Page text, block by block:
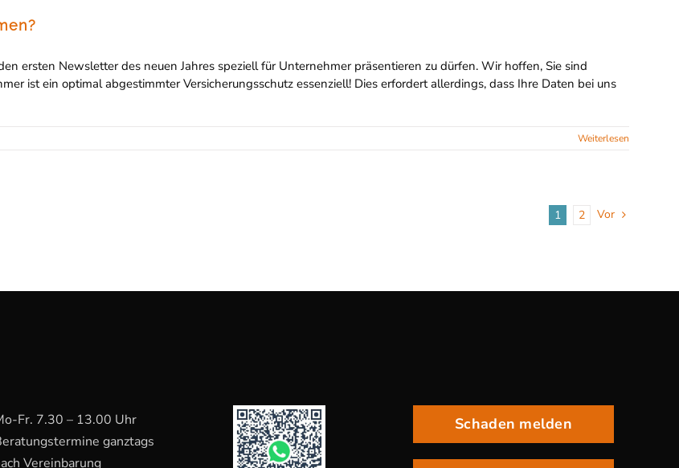
ersten Newsletter des neuen Jahres speziell für Unternehmer präsentieren zu dürfen. Wir hoffen, Sie sind
ist ein optimal abgestimmter Versicherungsschutz essenziell! Dies erfordert allerdings, dass Ihre Daten bei uns
Weiterlesen
1 2 Vor
Fr. 7.30 – 13.00 Uhr
ganztags
Vereinbarung
Schaden melden